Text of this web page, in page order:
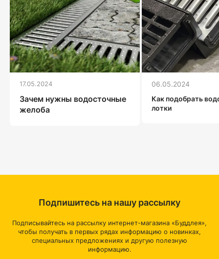
17.05.2024
Зачем нужны водосточные
желоба
06.05.2024
Как подобрать
лотки
Подпишитесь на нашу рассылку
Подписывайтесь на рассылку интернет-магазина «Буддлея»,
чтобы получать в первых рядах информацию о новинках,
специальных предложениях и другую полезную
информацию.